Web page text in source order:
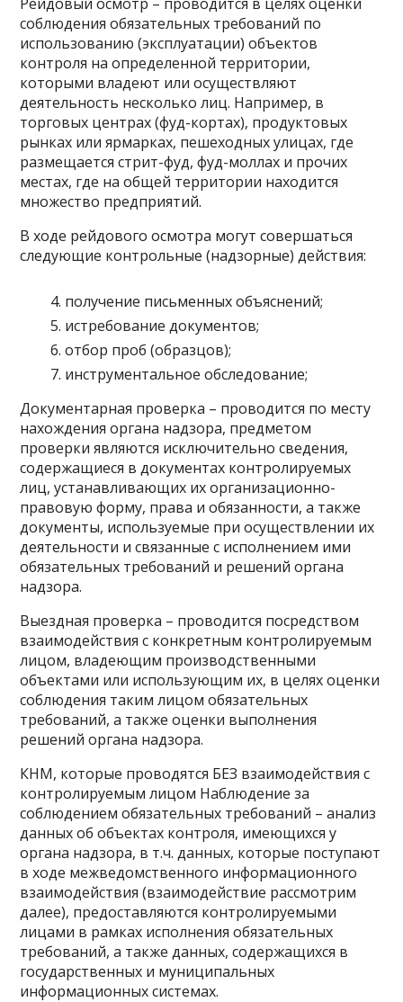
соблюдения обязательных требований по
использованию (эксплуатации) объектов
контроля на определенной территории,
которыми владеют или осуществляют
деятельность несколько лиц. Например, в
торговых центрах (фуд-кортах), продуктовых
рынках или ярмарках, пешеходных улицах, где
размещается стрит-фуд, фуд-моллах и прочих
местах, где на общей территории находится
множество предприятий.
В ходе рейдового осмотра могут совершаться
следующие контрольные (надзорные) действия:
получение письменных объяснений;
истребование документов;
отбор проб (образцов);
инструментальное обследование;
Документарная проверка – проводится по месту
нахождения органа надзора, предметом
проверки являются исключительно сведения,
содержащиеся в документах контролируемых
лиц, устанавливающих их организационно-
правовую форму, права и обязанности, а также
документы, используемые при осуществлении их
деятельности и связанные с исполнением ими
обязательных требований и решений органа
надзора.
Выездная проверка – проводится посредством
взаимодействия с конкретным контролируемым
лицом, владеющим производственными
объектами или использующим их, в целях оценки
соблюдения таким лицом обязательных
требований, а также оценки выполнения
решений органа надзора.
КНМ, которые проводятся БЕЗ взаимодействия с
контролируемым лицом Наблюдение за
соблюдением обязательных требований – анализ
данных об объектах контроля, имеющихся у
органа надзора, в т.ч. данных, которые поступают
в ходе межведомственного информационного
взаимодействия (взаимодействие рассмотрим
далее), предоставляются контролируемыми
лицами в рамках исполнения обязательных
требований, а также данных, содержащихся в
государственных и муниципальных
информационных системах.